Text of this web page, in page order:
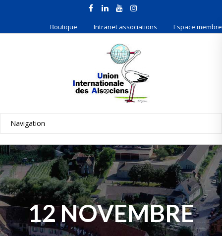
Boutique Intranet associations Espace membre
12 NOVEMBRE